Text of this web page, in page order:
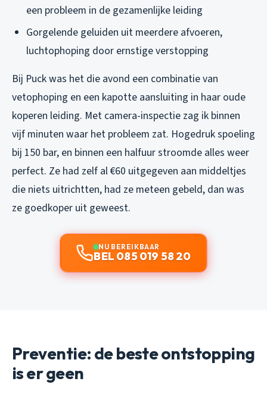
een probleem in de gezamenlijke leiding
Gorgelende geluiden uit meerdere afvoeren,
luchtophoping door ernstige verstopping
Bij Puck was het die avond een combinatie van
vetophoping en een kapotte aansluiting in haar oude
koperen leiding. Met camera-inspectie zag ik binnen
vijf minuten waar het probleem zat. Hogedruk spoeling
bij 150 bar, en binnen een halfuur stroomde alles weer
perfect. Ze had zelf al €60 uitgegeven aan middeltjes
die niets uitrichtten, had ze meteen gebeld, dan was
ze goedkoper uit geweest.
NU BEREIKBAAR
BEL 085 019 58 20
Preventie: de beste ontstopping
is er geen